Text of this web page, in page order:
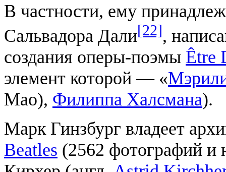
В частности, ему
Сальвадора Дали[22],
создания оперы-поэмы Être
элемент которой — «
Mao), Филиппа Халсмана).
Марк Гинзбург владеет
Beatles (2562 фотографий и